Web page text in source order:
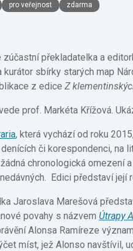
pro veřejnost zdarma
překladatelka a
kurátor sbírky starých map
z edice Z
prof. Markéta Křížová.
, která vychází od roku
či korespondenci, na
chronologická omezení
Edici představí její
Jaroslava Marešová
povahy s názvem Útrapy
Alonsa Ramíreze
míst, jež Alonso navštívil,